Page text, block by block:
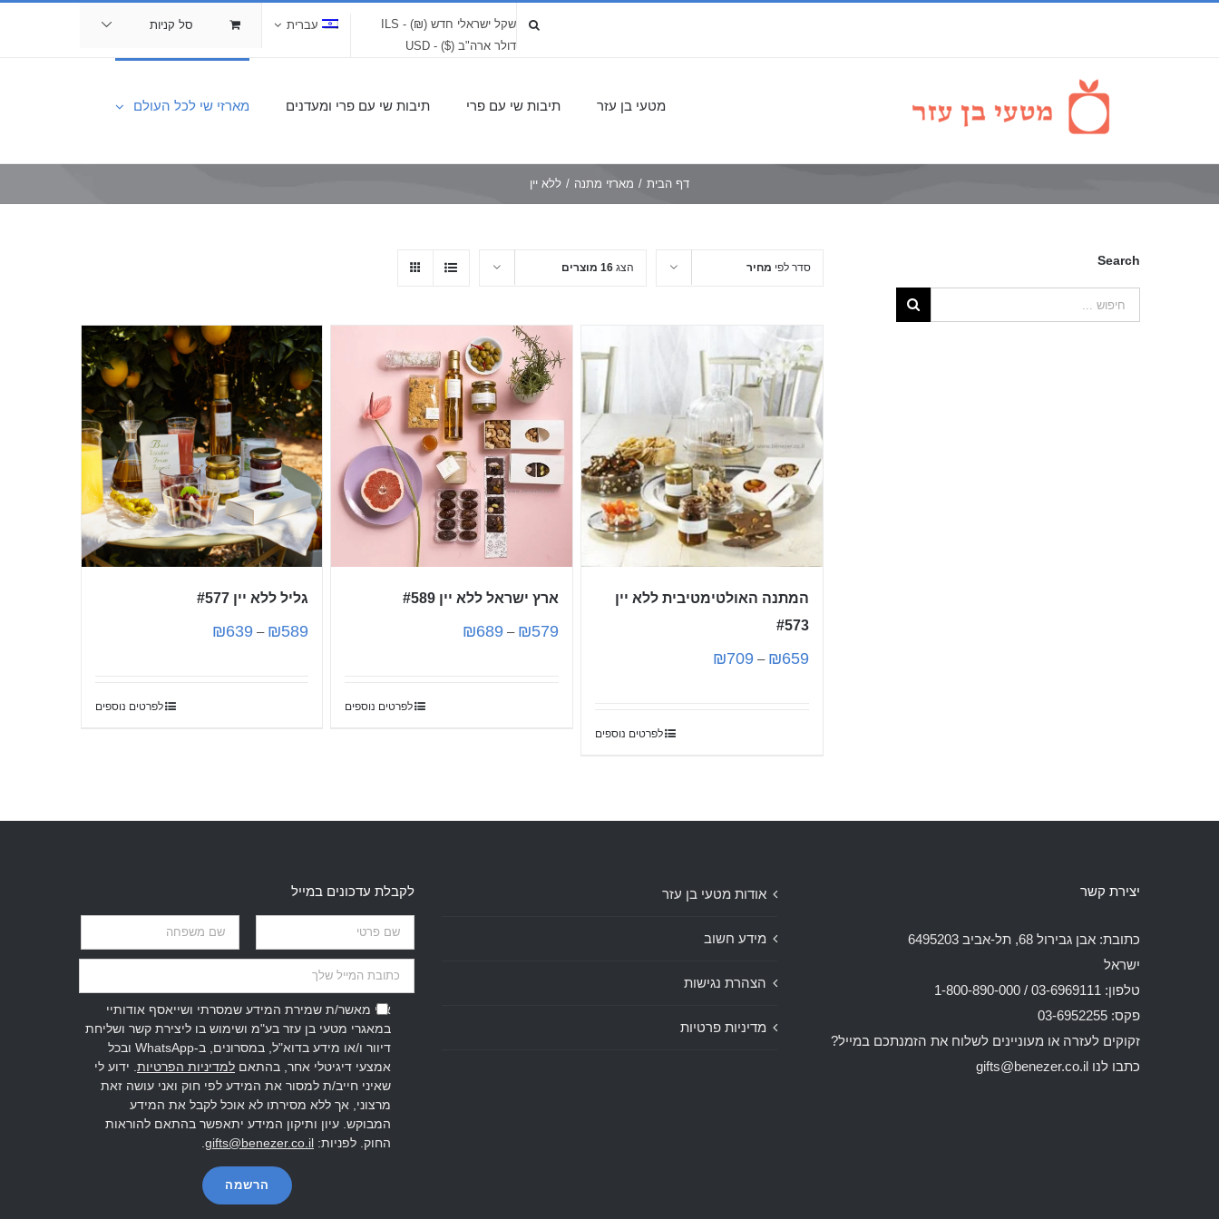
שקל ישראלי חדש (₪) - ILS
דולר ארה"ב ($) - USD
עברית סל קניות
מטעי בן עזר תיבות שי עם פרי תיבות שי עם פרי ומעדנים מארזי שי לכל העולם
דף הבית / מארזי מתנה / ללא יין
סדר לפי מחיר הצג16 מוצרים
המתנה האולטימטיבית ללא יין
#573
₪659
–
₪709
לפרטים נוספים
ארץ ישראל ללא יין #589
₪579
–
₪689
לפרטים נוספים
גליל ללא יין #577
₪589
–
₪639
לפרטים נוספים
Search
יצירת קשר
כתובת: אבן גבירול 68, תל-אביב 6495203
ישראל
טלפון: 03-6969111 / 1-800-890-000
פקס: 03-6952255
זקוקים לעזרה או מעוניינים לשלוח את הזמנתכם במייל?
כתבו לנו gifts@benezer.co.il
אודות מטעי בן עזר
מידע חשוב
הצהרת נגישות
מדיניות פרטיות
לקבלת עדכונים במייל
אני מאשר/ת שמירת המידע שמסרתי ושייאסף אודותיי
במאגרי מטעי בן עזר בע"מ ושימוש בו ליצירת קשר ושליחת
דיוור ו/או מידע בדוא"ל, במסרונים, ב-WhatsApp ובכל
אמצעי דיגיטלי אחר, בהתאם למדיניות הפרטיות . ידוע לי
שאיני חייב/ת למסור את המידע לפי חוק ואני עושה זאת
מרצוני, אך ללא מסירתו לא אוכל לקבל את המידע
המבוקש. עיון ותיקון המידע יתאפשר בהתאם להוראות
החוק. לפניות: gifts@benezer.co.il